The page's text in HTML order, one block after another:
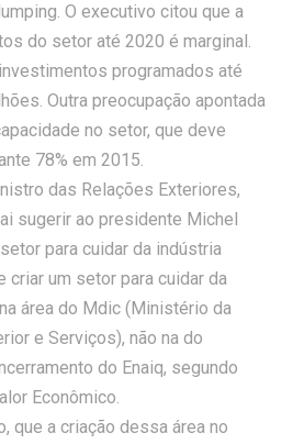
O executivo citou que a
do setor até 2020 é marginal.
programados até
Outra preocupação apontada
no setor, que deve
78% em 2015.
das Relações Exteriores,
sugerir ao presidente Michel
para cuidar da indústria
criar um setor para cuidar da
área do Mdic (Ministério da
e Serviços), não na do
do Enaiq, segundo
Econômico.
que a criação dessa área no